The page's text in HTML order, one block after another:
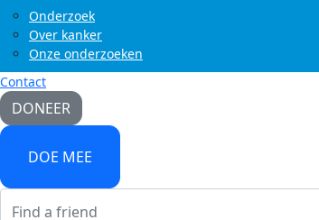
Onderzoek
Over kanker
Onze onderzoeken
Contact
DONEER
DOE MEE